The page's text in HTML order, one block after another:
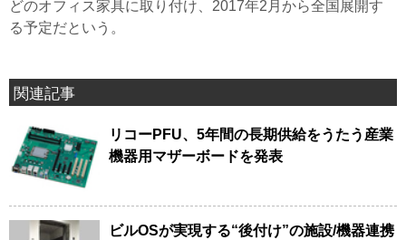
どのオフィス家具に取り付け、2017年2月から全国展開す
る予定だという。
関連記事
リコーPFU、5年間の長期供給をうたう産業
機器用マザーボードを発表
ビルOSが実現する“後付け”の施設/機器連携